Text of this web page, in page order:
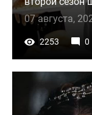
07 августа,
2253 0